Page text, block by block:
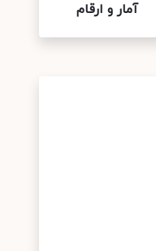
آمار و ارقام